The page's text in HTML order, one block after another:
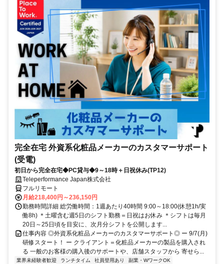
完全在宅 外資系化粧品メーカーのカスタマーサポート
(受電)
初日から完全在宅◆PC貸与◆9～18時＋日祝休み(TP12)
Teleperformance Japan株式会社
フルリモート
月給218,400円～236,150円
勤務時間詳細 総労働時間：1週あたり40時間 9:00～18:00(休憩1h/実
働8h) ＊土曜含む週5日のシフト勤務＝日祝はお休み ＊シフトは毎月
20日～25日頃を目安に、次月分シフトを公開します...
仕事内容 ◎外資系化粧品メーカーのカスタマーサポート◎ ー 9/7(月)
研修スタート！ ー クライアント＝化粧品メーカーの製品を購入され
る 一般のお客様の購入後のサポートや、店舗スタッフから 寄せら...
業界未経験者歓迎 ランチタイム 社員登用あり
副業・WワークOK